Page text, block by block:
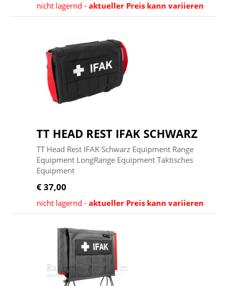
nicht lagernd -aktueller Preis kann variieren
TT HEAD REST IFAK SCHWARZ
TT Head Rest IFAK Schwarz Equipment Range
Equipment LongRange Equipment Taktisches
Equipment
€ 37,00
nicht lagernd -aktueller Preis kann variieren